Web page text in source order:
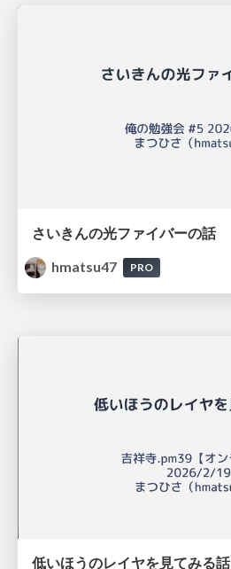
さいきんの光ファイバーの話
hmatsu47
PRO
低いほうのレイヤを見てみる話